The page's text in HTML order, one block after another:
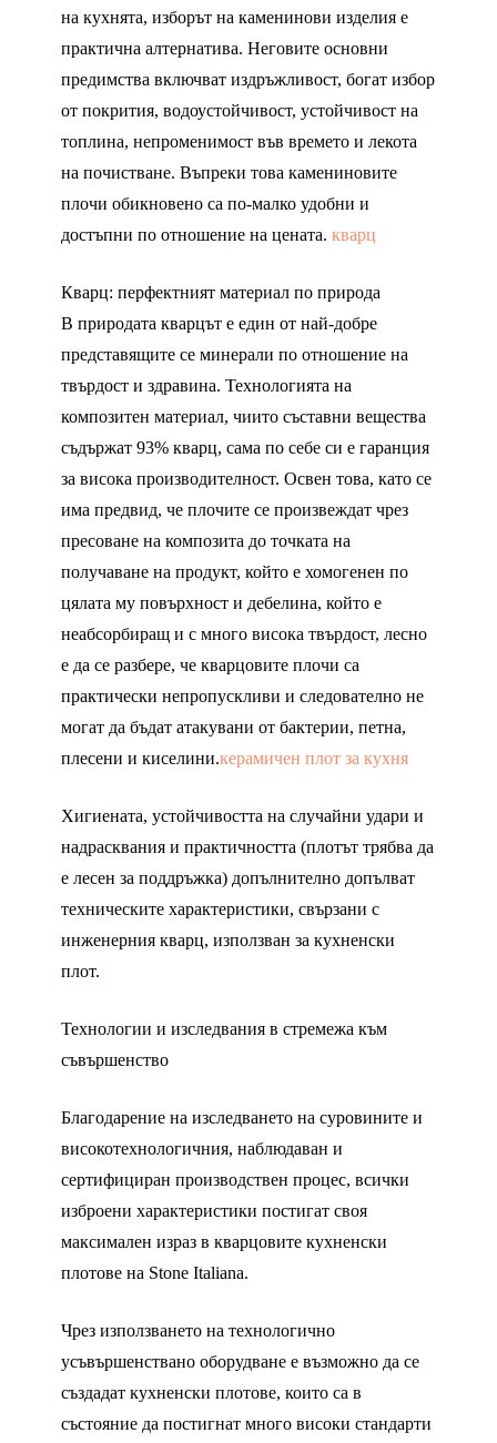
на кухнята, изборът на каменинови изделия е
практична алтернатива. Неговите основни
предимства включват издръжливост, богат избор
от покрития, водоустойчивост, устойчивост на
топлина, непроменимост във времето и лекота
на почистване. Въпреки това камениновите
плочи обикновено са по-малко удобни и
достъпни по отношение на цената. кварц
Кварц: перфектният материал по природа
В природата кварцът е един от най-добре
представящите се минерали по отношение на
твърдост и здравина. Технологията на
композитен материал, чиито съставни вещества
съдържат 93% кварц, сама по себе си е гаранция
за висока производителност. Освен това, като се
има предвид, че плочите се произвеждат чрез
пресоване на композита до точката на
получаване на продукт, който е хомогенен по
цялата му повърхност и дебелина, който е
неабсорбиращ и с много висока твърдост, лесно
е да се разбере, че кварцовите плочи са
практически непропускливи и следователно не
могат да бъдат атакувани от бактерии, петна,
плесени и киселини.керамичен плот за кухня
Хигиената, устойчивостта на случайни удари и
надрасквания и практичността (плотът трябва да
е лесен за поддръжка) допълнително допълват
техническите характеристики, свързани с
инженерния кварц, използван за кухненски
плот.
Технологии и изследвания в стремежа към
съвършенство
Благодарение на изследването на суровините и
високотехнологичния, наблюдаван и
сертифициран производствен процес, всички
изброени характеристики постигат своя
максимален израз в кварцовите кухненски
плотове на Stone Italiana.
Чрез използването на технологично
усъвършенствано оборудване е възможно да се
създадат кухненски плотове, които са в
състояние да постигнат много високи стандарти